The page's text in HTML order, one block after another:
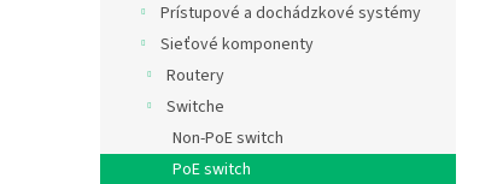
Prístupové a dochádzkové systémy
Sieťové komponenty
Routery
Switche
Non-PoE switch
PoE switch